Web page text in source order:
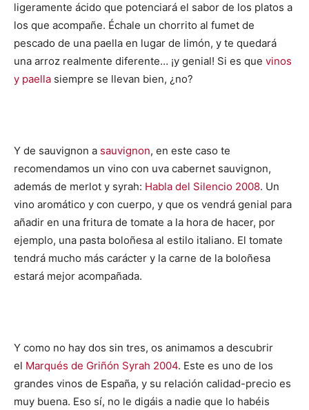
ligeramente ácido que potenciará el sabor de los platos a
los que acompañe. Échale un chorrito al fumet de
pescado de una paella en lugar de limón, y te quedará
una arroz realmente diferente… ¡y genial! Si es que vinos
y paella siempre se llevan bien, ¿no?
Y de sauvignon a sauvignon, en este caso te
recomendamos un vino con uva cabernet sauvignon,
además de merlot y syrah: Habla del Silencio 2008. Un
vino aromático y con cuerpo, y que os vendrá genial para
añadir en una fritura de tomate a la hora de hacer, por
ejemplo, una pasta boloñesa al estilo italiano. El tomate
tendrá mucho más carácter y la carne de la boloñesa
estará mejor acompañada.
Y como no hay dos sin tres, os animamos a descubrir
el Marqués de Griñón Syrah 2004. Este es uno de los
grandes vinos de España, y su relación calidad-precio es
muy buena. Eso sí, no le digáis a nadie que lo habéis